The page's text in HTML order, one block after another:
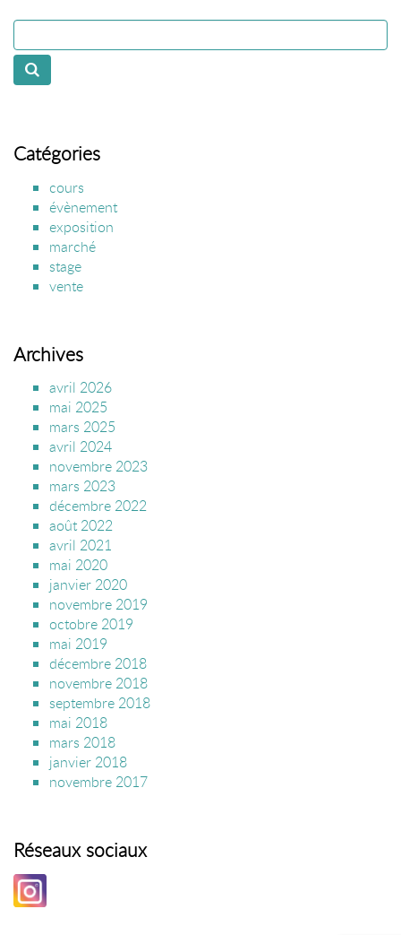
Catégories
cours
évènement
exposition
marché
stage
vente
Archives
avril 2026
mai 2025
mars 2025
avril 2024
novembre 2023
mars 2023
décembre 2022
août 2022
avril 2021
mai 2020
janvier 2020
novembre 2019
octobre 2019
mai 2019
décembre 2018
novembre 2018
septembre 2018
mai 2018
mars 2018
janvier 2018
novembre 2017
Réseaux sociaux